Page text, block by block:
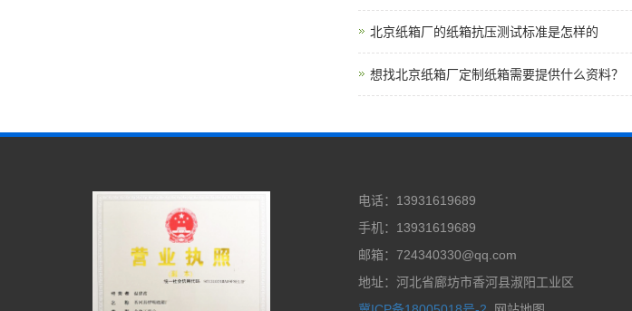
北京纸箱厂的纸箱抗压测试标准是怎样的
想找北京纸箱厂定制纸箱需要提供什么资料？
电话：13931619689
手机：13931619689
邮箱：724340330@qq.com
地址：河北省廊坊市香河县淑阳工业区